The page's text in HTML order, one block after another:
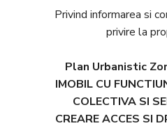
Privind informarea si
privire la
Plan Urbanistic
IMOBIL CU
COLECTIVA SI
CREARE ACCES SI